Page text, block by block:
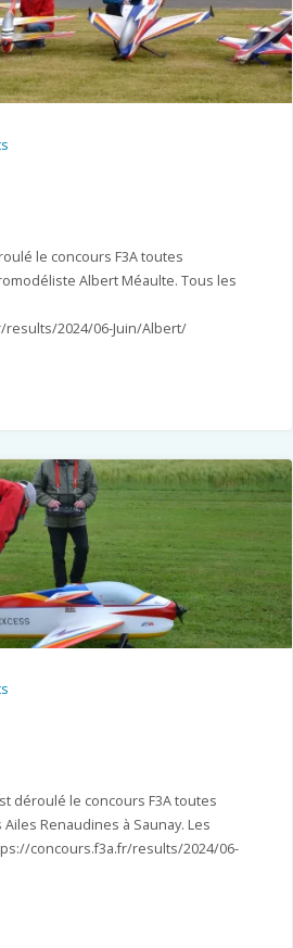
le concours F3A toutes
Albert Méaulte. Tous les
2024/06-Juin/Albert/
déroulé le concours F3A toutes
Renaudines à Saunay. Les
concours.f3a.fr/results/2024/06-